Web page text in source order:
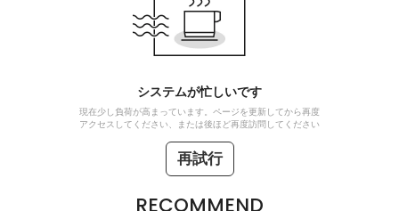
システムが忙しいです
現在少し負荷が高まっています。ページを更新してから再度
アクセスしてください、または後ほど再度訪問してください
再試行
RECOMMEND